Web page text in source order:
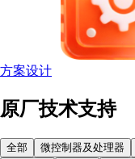
方案设计
原厂技术支持
全部 微控制器及处理器